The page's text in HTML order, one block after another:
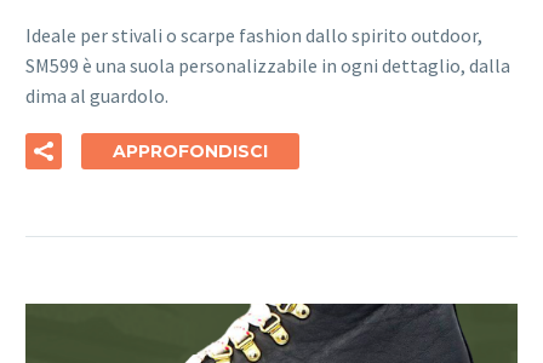
Ideale per stivali o scarpe fashion dallo spirito outdoor,
SM599 è una suola personalizzabile in ogni dettaglio, dalla
dima al guardolo.
APPROFONDISCI